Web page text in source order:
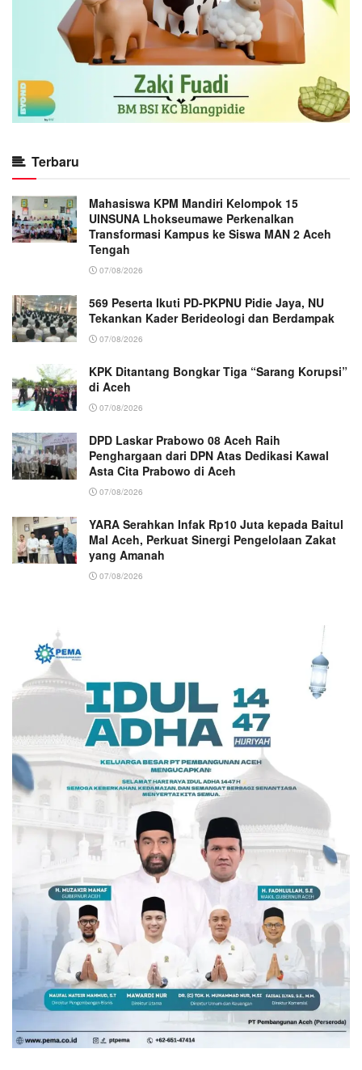
Terbaru
Mahasiswa KPM Mandiri Kelompok 15
UINSUNA Lhokseumawe Perkenalkan
Transformasi Kampus ke Siswa MAN 2 Aceh
Tengah
07/08/2026
569 Peserta Ikuti PD-PKPNU Pidie Jaya, NU
Tekankan Kader Berideologi dan Berdampak
07/08/2026
KPK Ditantang Bongkar Tiga “Sarang Korupsi”
di Aceh
07/08/2026
DPD Laskar Prabowo 08 Aceh Raih
Penghargaan dari DPN Atas Dedikasi Kawal
Asta Cita Prabowo di Aceh
07/08/2026
YARA Serahkan Infak Rp10 Juta kepada Baitul
Mal Aceh, Perkuat Sinergi Pengelolaan Zakat
yang Amanah ‎
07/08/2026